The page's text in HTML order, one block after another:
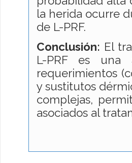
la herida ocurre
de L-PRF.
Conclusión: El
L-PRF es una
requerimientos
y sustitutos
complejas,
asociados al